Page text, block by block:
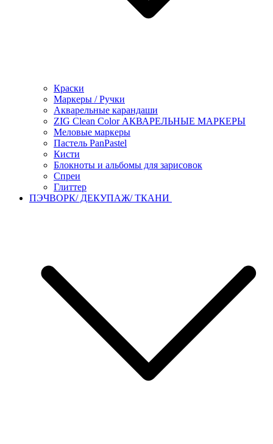
Краски
Маркеры / Ручки
Акварельные карандаши
ZIG Clean Color АКВАРЕЛЬНЫЕ МАРКЕРЫ
Меловые маркеры
Пастель PanPastel
Кисти
Блокноты и альбомы для зарисовок
Спреи
Глиттер
ПЭЧВОРК/ ДЕКУПАЖ/ ТКАНИ